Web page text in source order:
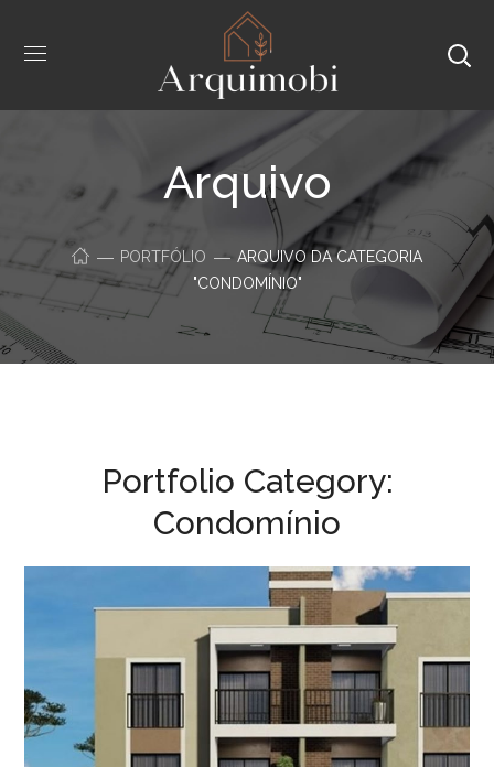
Arquivo
PORTFÓLIO
ARQUIVO DA CATEGORIA
"CONDOMÍNIO"
Portfolio Category:
Condomínio
Projeto Condomínio | J. C.